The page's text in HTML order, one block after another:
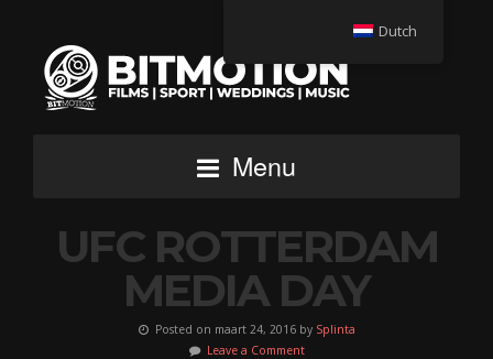
Menu
UFC ROTTERDAM
MEDIA DAY
Posted on maart 24, 2016 by Splinta
Leave a Comment
Dutch